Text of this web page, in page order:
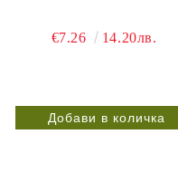
€7.26 14.20лв.